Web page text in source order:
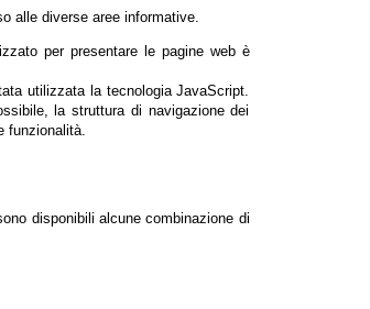
alle diverse aree informative.
per presentare le pagine web è
utilizzata la tecnologia JavaScript.
la struttura di navigazione dei
funzionalità.
disponibili alcune combinazione di